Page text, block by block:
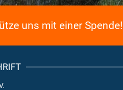
uns mit einer Spende!